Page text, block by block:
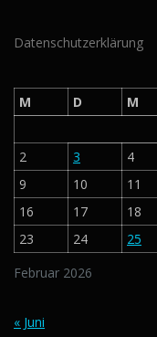
Datenschutzerklärung
Februar 2026
M D M
2
3 4
9
10 11
16
17 18
23
24 25
« Juni